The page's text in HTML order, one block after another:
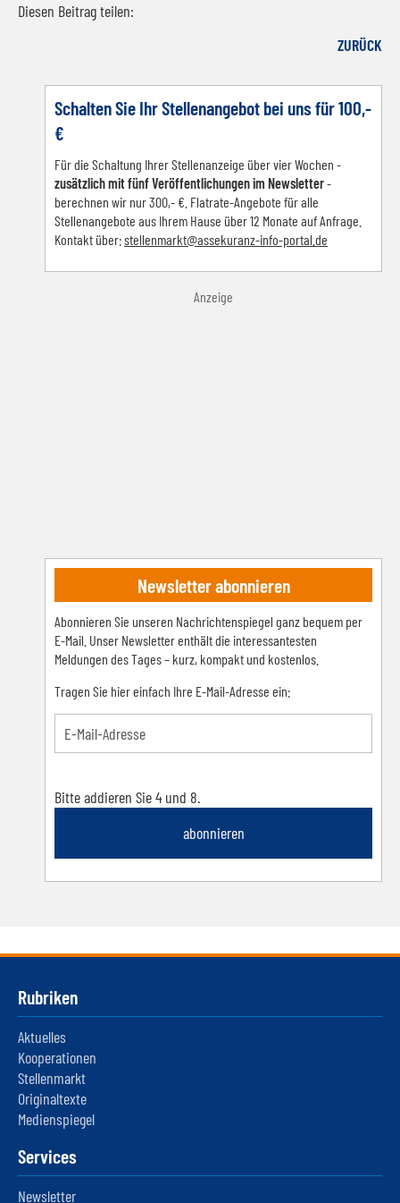
Diesen Beitrag teilen:
ZURÜCK
Schalten Sie Ihr Stellenangebot bei uns für 100,-
€
Für die Schaltung Ihrer Stellenanzeige über vier Wochen -
zusätzlich mit fünf Veröffentlichungen im Newsletter-
berechnen wir nur 300,- €. Flatrate-Angebote für alle
Stellenangebote aus Ihrem Hause über 12 Monate auf Anfrage.
Kontakt über:stellenmarkt@assekuranz-info-portal.de
Anzeige
Newsletter abonnieren
Abonnieren Sie unseren Nachrichtenspiegel ganz bequem per
E-Mail. Unser Newsletter enthält die interessantesten
Meldungen des Tages – kurz, kompakt und kostenlos.
Tragen Sie hier einfach Ihre E-Mail-Adresse ein:
Bitte addieren Sie 4 und 8.
abonnieren
Rubriken
Aktuelles
Kooperationen
Stellenmarkt
Originaltexte
Medienspiegel
Services
Newsletter